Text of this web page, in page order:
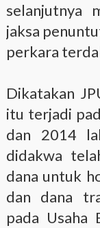
selanjutnya
jaksa
perkara
Dikatakan
itu terjadi
dan 2014
didakwa
dana untuk
dan dana
pada Usaha